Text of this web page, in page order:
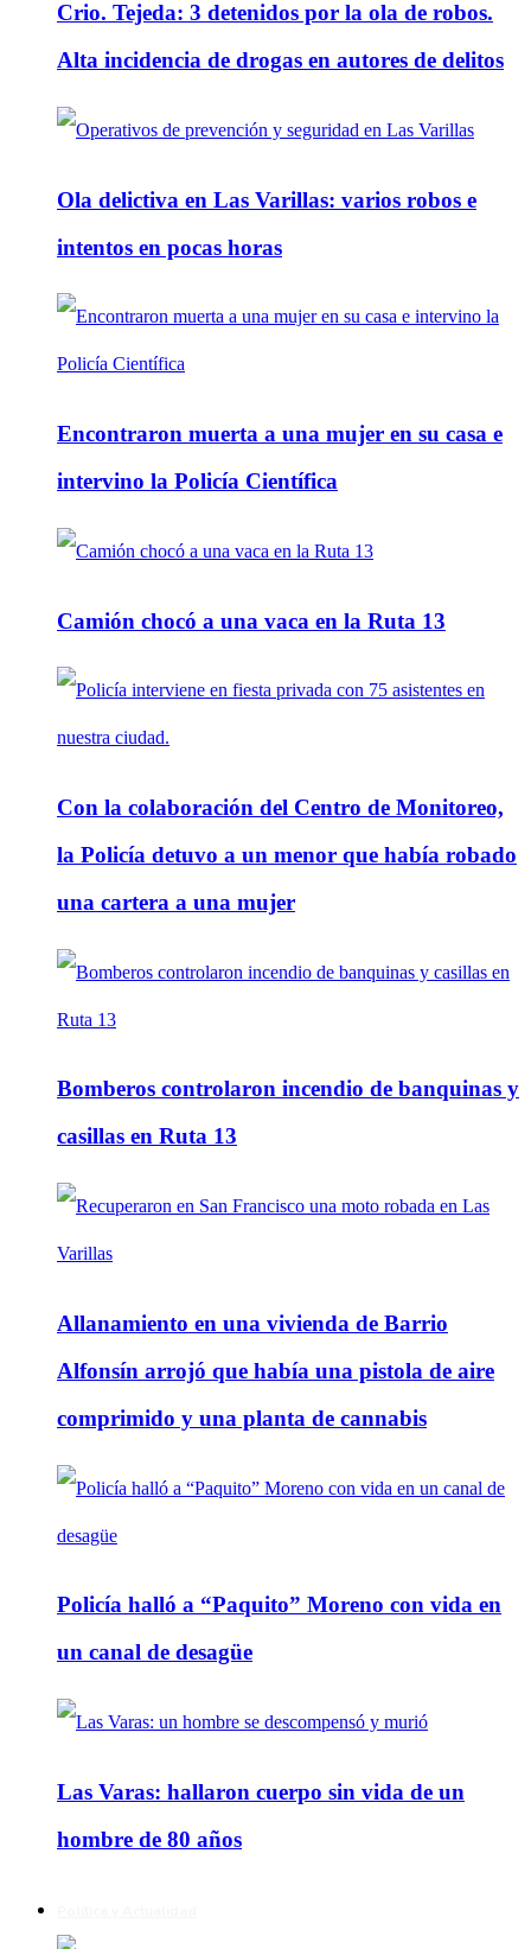
Crio. Tejeda: 3 detenidos por la ola de robos.
Alta incidencia de drogas en autores de delitos
Ola delictiva en Las Varillas: varios robos e
intentos en pocas horas
Encontraron muerta a una mujer en su casa e
intervino la Policía Científica
Camión chocó a una vaca en la Ruta 13
Con la colaboración del Centro de Monitoreo,
la Policía detuvo a un menor que había robado
una cartera a una mujer
Bomberos controlaron incendio de banquinas y
casillas en Ruta 13
Allanamiento en una vivienda de Barrio
Alfonsín arrojó que había una pistola de aire
comprimido y una planta de cannabis
Policía halló a “Paquito” Moreno con vida en
un canal de desagüe
Las Varas: hallaron cuerpo sin vida de un
hombre de 80 años